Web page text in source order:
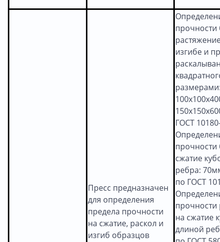
Пресс предназначен
для определения
предела прочности
на сжатие, раскол и
изгиб образцов
прочности
изгибе и
ГОСТ
прочности
сжатие
ребра:
по ГОСТ
прочности
на сжатие
длиной